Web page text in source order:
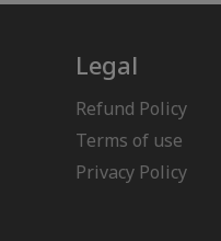
Legal
Refund Policy
Terms of use
Privacy Policy